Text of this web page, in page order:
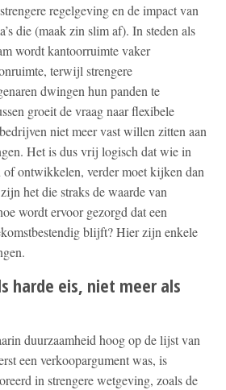
regelgeving en de impact van
die (maak zin slim af). In steden als
wordt kantoorruimte vaker
terwijl strengere
dwingen hun panden te
groeit de vraag naar flexibele
niet meer vast willen zitten aan
Het is dus vrij logisch dat wie in
of ontwikkelen, verder moet kijken dan
het die straks de waarde van
wordt ervoor gezorgd dat een
blijft? Hier zijn enkele
harde eis, niet meer als
duurzaamheid hoog op de lijst van
een verkoopargument was, is
in strengere wetgeving, zoals de